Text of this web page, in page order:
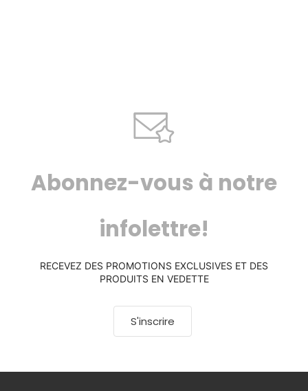
Abonnez-vous à notre
infolettre!
RECEVEZ DES PROMOTIONS EXCLUSIVES ET DES
PRODUITS EN VEDETTE
S'inscrire